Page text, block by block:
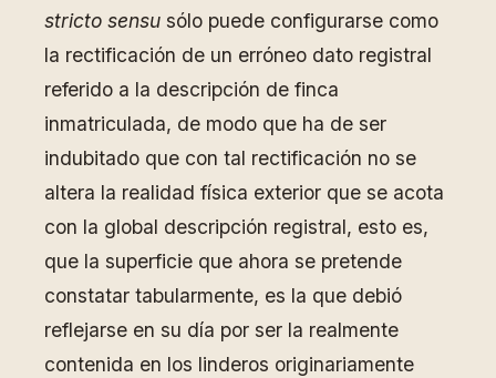
stricto sensu sólo puede configurarse como
la rectificación de un erróneo dato registral
referido a la descripción de finca
inmatriculada, de modo que ha de ser
indubitado que con tal rectificación no se
altera la realidad física exterior que se acota
con la global descripción registral, esto es,
que la superficie que ahora se pretende
constatar tabularmente, es la que debió
reflejarse en su día por ser la realmente
contenida en los linderos originariamente